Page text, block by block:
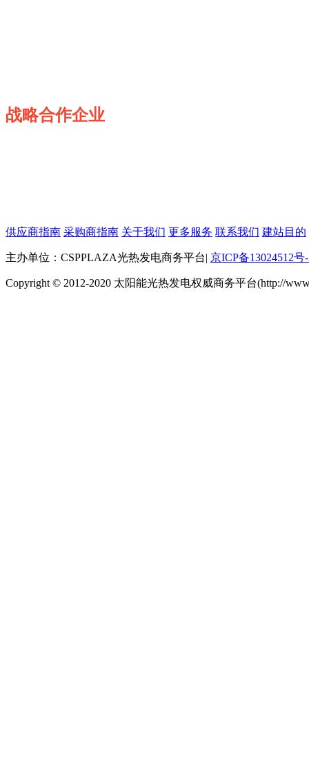
战略合作企业
供应商指南 采购商指南 关于我们 更多服务 联系我们 建站目的
主办单位：CSPPLAZA光热发电商务平台| 京ICP备13024512号
Copyright © 2012-2020 太阳能光热发电权威商务平台(http://